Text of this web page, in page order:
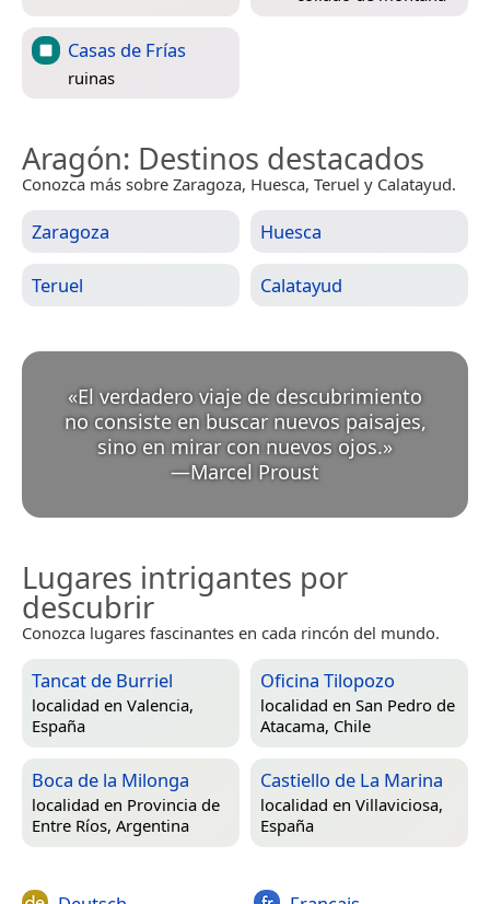
Casas de Frías
ruinas
Aragón: Destinos destacados
Conozca más sobre Zaragoza, Huesca, Teruel y Calatayud.
Zaragoza Huesca
Teruel Calatayud
«El verdadero viaje de descubrimiento
no consiste en buscar nuevos paisajes,
sino en mirar con nuevos ojos.
—Marcel Proust
Lugares intrigantes por
descubrir
Conozca lugares fascinantes en cada rincón del mundo.
Tancat de Burriel
localidad en Valencia,
España
Oficina Tilopozo
localidad en San Pedro de
Atacama, Chile
Boca de la Milonga
localidad en Provincia de
Entre Ríos, Argentina
Castiello de La Marina
localidad en Villaviciosa,
España